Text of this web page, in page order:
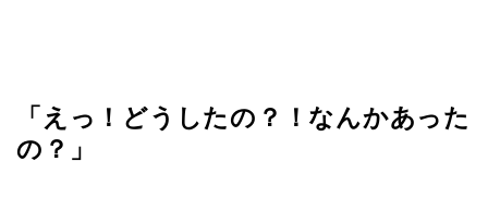
「えっ！どうしたの？！なんかあった
の？」